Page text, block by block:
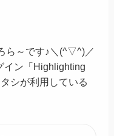
ら～です♪＼(^▽^)／
イン「Highlighting
シが利用している